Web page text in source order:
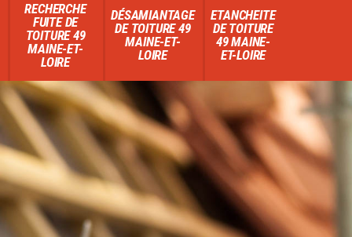
RECHERCHE
FUITE DE
TOITURE 49
MAINE-ET-
LOIRE
DÉSAMIANTAGE
DE TOITURE 49
MAINE-ET-
LOIRE
ETANCHEITE
DE TOITURE
49 MAINE-
ET-LOIRE